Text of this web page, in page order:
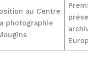
au Centre
photographie